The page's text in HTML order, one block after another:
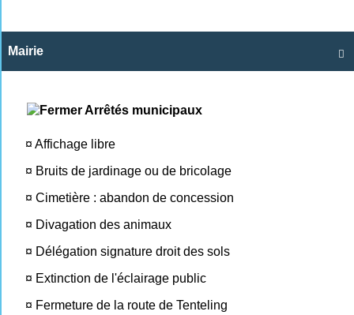

Mairie
Arrêtés municipaux
¤ Affichage libre
¤ Bruits de jardinage ou de bricolage
¤ Cimetière : abandon de concession
¤ Divagation des animaux
¤ Délégation signature droit des sols
¤ Extinction de l'éclairage public
¤ Fermeture de la route de Tenteling